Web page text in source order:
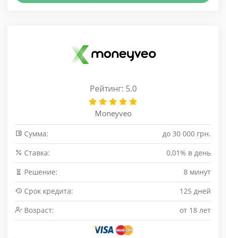
Рейтинг: 5.0
Moneyveo
Сумма:
до 30 000 грн.
Cтавка:
0,01% в день
Решение:
8 минут
Срок кредита:
125 дней
Возраст:
от 18 лет